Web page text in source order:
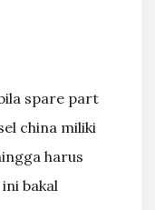
spare part
china miliki
harus
bakal